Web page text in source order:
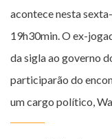
acontece nesta
19h30min. O ex-
da sigla ao governo
participarão do
um cargo político,